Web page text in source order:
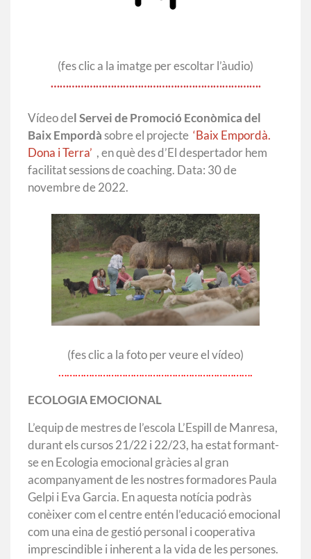
(fes clic a la imatge per escoltar l’àudio)
…………………………………………………………….
Vídeo de l Servei de Promoció Econòmica del
Baix Empordà sobre el projecte ‘Baix Empordà.
Dona i Terra’ , en què des d’El despertador hem
facilitat sessions de coaching. Data: 30 de
novembre de 2022.
(fes clic a la foto per veure el vídeo)
…………………………………………………………….
ECOLOGIA EMOCIONAL
L’equip de mestres de l’escola L’Espill de Manresa,
durant els cursos 21/22 i 22/23, ha estat formant-
se en Ecologia emocional gràcies al gran
acompanyament de les nostres formadores Paula
Gelpi i Eva Garcia. En aquesta notícia podràs
conèixer com el centre entén l’educació emocional
com una eina de gestió personal i cooperativa
imprescindible i inherent a la vida de les persones.